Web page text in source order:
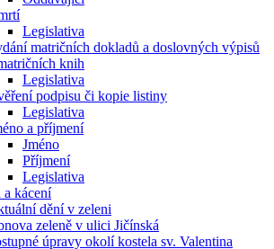
Legislativa
matričních dokladů a doslovných výpisů
knih
Legislativa
podpisu či kopie listiny
Legislativa
a příjmení
Jméno
Příjmení
Legislativa
a kácení
dění v zeleni
zeleně v ulici Jičínská
úpravy okolí kostela sv. Valentina